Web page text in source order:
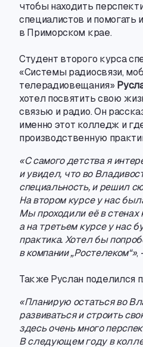
чтобы находить
специалистов и помогать
в Приморском крае.
Студент второго курса
«Системы радиосвязи,
телерадиовещания»
хотел посвятить свою
связью и радио. Он
именно этот колледж и
производственную
«С самого детства я
и увидел, что во
специальность, и решил
На втором курсе у нас
Мы проходили её в
а на третьем курсе у нас
практика. Хотел бы
в компании „Ростелеком“»,
Также Руслан поделился
«Планирую остаться во
развиваться и строить
здесь очень много
В следующем году в